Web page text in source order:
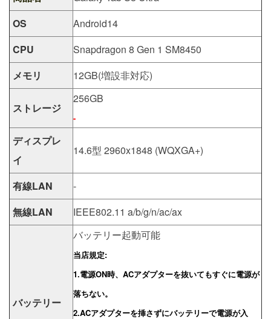
OS
Android14
CPU
Snapdragon 8 Gen 1 SM8450
メモリ
12GB(増設非対応)
ストレージ
256GB
-
ディスプレ
イ
14.6型 2960x1848 (WQXGA+)
有線LAN
-
無線LAN
IEEE802.11 a/b/g/n/ac/ax
バッテリー
バッテリー起動可能
当店規定:
1.電源ON時、ACアダプターを抜いてもすぐに電源が
落ちない。
2.ACアダプターを挿さずにバッテリーで電源が入